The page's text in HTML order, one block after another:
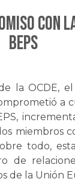
con
BEPS
la OCDE, el
a
miembros
todo,
de
de la Unión